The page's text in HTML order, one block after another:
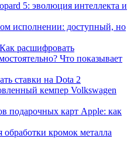
5: эволюция интеллекта и
исполнении: доступный, но
расшифровать
Что показывает
ставки на Dota 2
кемпер Volkswagen
подарочных карт Apple: как
обработки кромок металла